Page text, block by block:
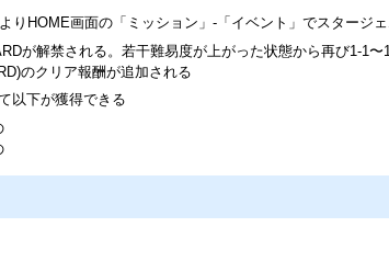
りHOME画面の「ミッション」-「イベント」でスタージ
が解禁される。若干難易度が上がった状態から再び1-1
のクリア報酬が追加される
以下が獲得できる